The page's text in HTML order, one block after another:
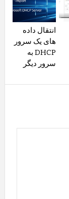
انتقال داده
های یک سرور
DHCP به
سرور دیگر